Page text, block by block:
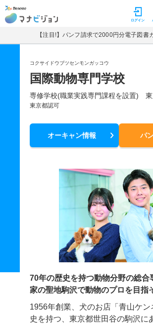
マナビジョン ログイン
【注目!】パンフ請求で2000円分電子図書
コクサイドウブツセンモンガッコウ
国際動物専門学校
専修学校(職業実践専門課程を設置)
東京都認可
オーキャン情報 パ
70年の歴史を持つ動物分野の総合
家の聖地駒沢で動物のプロを目指
1956年創業、犬のお店「青山ケ
史を持つ、東京都世田谷の駒沢に